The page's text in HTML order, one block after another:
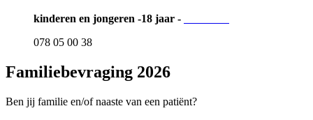
kinderen en jongeren -18 jaar -
078 05 00 38
Familiebevraging 2026
Ben jij familie en/of naaste van een patiënt?